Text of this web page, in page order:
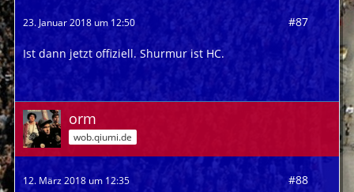
23. Januar 2018 um 12:50 #87
Ist dann jetzt offiziell. Shurmur ist HC.
orm
wob.qiumi.de
12. März 2018 um 12:35 #88